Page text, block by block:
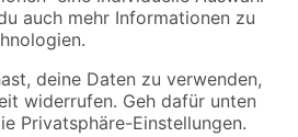
MwSt.. Die dargestellten Angebote sind unter
Die angegebenen Verfügbarkeiten beziehen